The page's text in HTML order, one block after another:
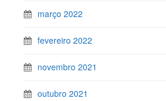
março 2022
fevereiro 2022
novembro 2021
outubro 2021